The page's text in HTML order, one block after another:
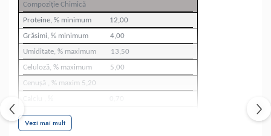
Compoziție Chimică
Proteine, % minimum 12,00
Grăsimi, % minimum 4,00
Umiditate, % maximum 13,50
Celuloză, % maximum 5,00
Cenușă , % maxim 5,20
Fosfor , % cel puțin 0,55
Fosfor disponibil , % cel puțin 0,30
Vezi mai mult